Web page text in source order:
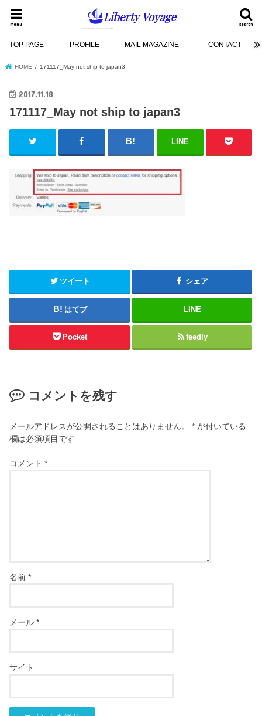
search
menu
TOP PAGE PROFILE MAIL MAGAZINE CONTACT
HOME 171117_May not ship to japan3
2017.11.18
171117_May not ship to japan3
LINE
ツイート シェア
はてブ LINE
Pocket feedly
コメントを残す
メールアドレスが公開されることはありません。 * が付いている
欄は必須項目です
コメント*
名前*
メール*
サイト